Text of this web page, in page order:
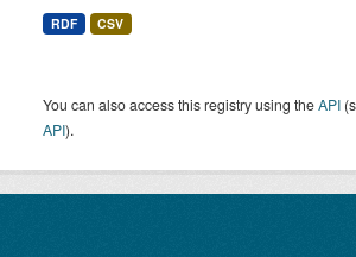
RDF CSV
You can also access this registry using theAPI
API).